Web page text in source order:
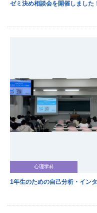
ゼミ決め相談会を開催しました！
心理学科